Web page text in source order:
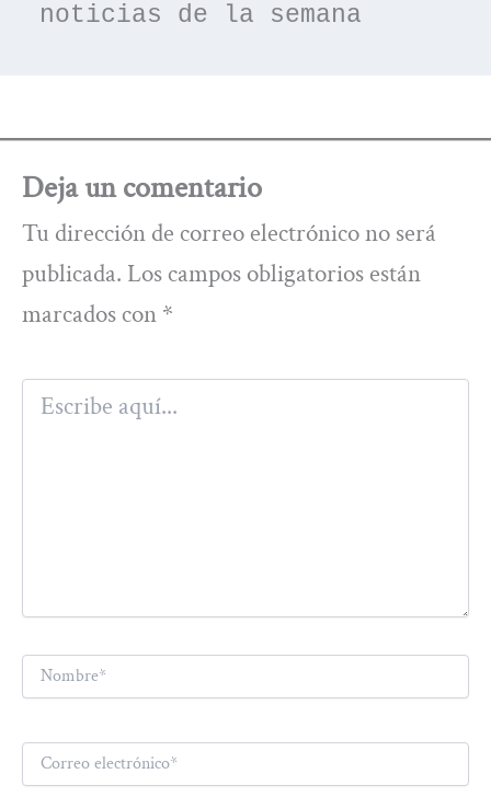
noticias de la semana
Deja un comentario
Tu dirección de correo electrónico no será
publicada. Los campos obligatorios están
marcados con *
Escribe
aquí...
Nombre*
Correo
electrónico*